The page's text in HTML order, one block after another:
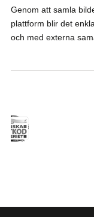
Genom att samla
plattform blir det
och med externa